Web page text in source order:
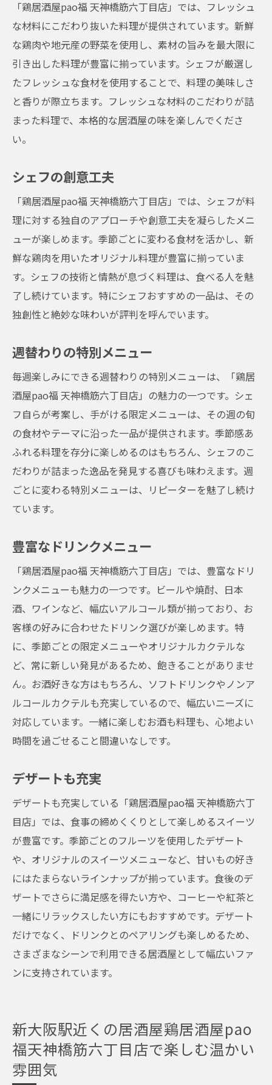
「鶏居酒屋pao福 天神橋筋六丁目店」では、フレッシュ
な材料にこだわり抜いた料理が提供されています。新鮮
な鶏肉や地元産の野菜を使用し、素材の旨みを最大限に
引き出した料理が豊富に揃っています。シェフが厳選し
たフレッシュな食材を使用することで、料理の美味しさ
と香りが際立ちます。フレッシュな材料のこだわりが詰
まった料理で、本格的な居酒屋の味を楽しんでくださ
い。
シェフの創意工夫
「鶏居酒屋pao福 天神橋筋六丁目店」では、シェフが料
理に対する独自のアプローチや創意工夫を凝らしたメニ
ューが楽しめます。季節ごとに変わる食材を活かし、新
鮮な鶏肉を用いたオリジナル料理が豊富に揃っていま
す。シェフの技術と情熱が息づく料理は、食べる人を魅
了し続けています。特にシェフおすすめの一品は、その
独創性と絶妙な味わいが評判を呼んでいます。
週替わりの特別メニュー
毎週楽しみにできる週替わりの特別メニューは、「鶏居
酒屋pao福 天神橋筋六丁目店」の魅力の一つです。シェ
フ自らが考案し、手がける限定メニューは、その週の旬
の食材やテーマに沿った一品が提供されます。季節感あ
ふれる料理を存分に楽しめるのはもちろん、シェフのこ
だわりが詰まった逸品を発見する喜びも味わえます。週
ごとに変わる特別メニューは、リピーターを魅了し続け
ています。
豊富なドリンクメニュー
「鶏居酒屋pao福 天神橋筋六丁目店」では、豊富なドリ
ンクメニューも魅力の一つです。ビールや焼酎、日本
酒、ワインなど、幅広いアルコール類が揃っており、お
客様の好みに合わせたドリンク選びが楽しめます。特
に、季節ごとの限定メニューやオリジナルカクテルな
ど、常に新しい発見があるため、飽きることがありませ
ん。お酒好きな方はもちろん、ソフトドリンクやノンア
ルコールカクテルも充実しているので、幅広いニーズに
対応しています。一緒に楽しむお酒も料理も、心地よい
時間を過ごせること間違いなしです。
デザートも充実
デザートも充実している「鶏居酒屋pao福 天神橋筋六丁
目店」では、食事の締めくくりとして楽しめるスイーツ
が豊富です。季節ごとのフルーツを使用したデザート
や、オリジナルのスイーツメニューなど、甘いもの好き
にはたまらないラインナップが揃っています。食後のデ
ザートでさらに満足感を得たい方や、コーヒーや紅茶と
一緒にリラックスしたい方にもおすすめです。デザート
だけでなく、ドリンクとのペアリングも楽しめるため、
さまざまなシーンで利用できる居酒屋として幅広いファ
ンに支持されています。
新大阪駅近くの居酒屋鶏居酒屋pao
福天神橋筋六丁目店で楽しむ温かい
雰囲気